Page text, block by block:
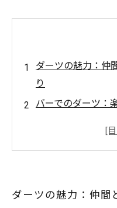
ダーツの魅力：仲
り
バーでのダーツ：
した夜
ダーツの魅力：仲間